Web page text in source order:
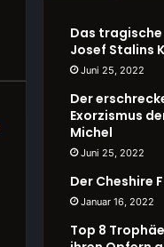
Das tragische
Josef Stalins
Juni 25, 2022
Der
Exorzismus
Michel
Juni 25, 2022
Der Cheshire
Januar 16, 2022
Top 8